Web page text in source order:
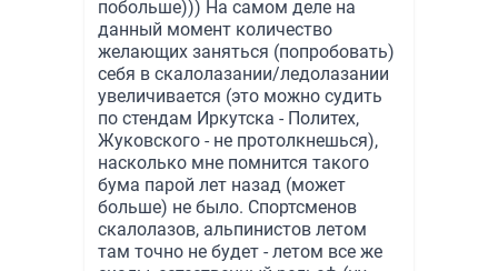
побольше))) На самом деле на
данный момент количество
желающих заняться (попробовать)
себя в скалолазании/ледолазании
увеличивается (это можно судить
по стендам Иркутска - Политех,
Жуковского - не протолкнешься),
насколько мне помнится такого
бума парой лет назад (может
больше) не было. Спортсменов
скалолазов, альпинистов летом
там точно не будет - летом все же